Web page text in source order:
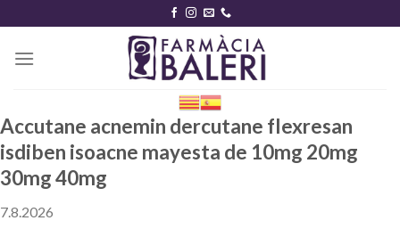
content
Accutane acnemin dercutane flexresan
isdiben isoacne mayesta de 10mg 20mg
30mg 40mg
7.8.2026